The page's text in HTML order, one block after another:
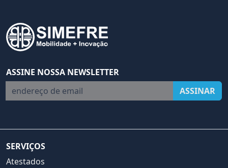
ASSINE NOSSA NEWSLETTER
endereço de email
ASSINAR
SERVIÇOS
Atestados